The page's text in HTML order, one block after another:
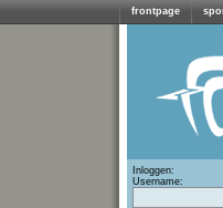
frontpage
Inloggen:
Username: